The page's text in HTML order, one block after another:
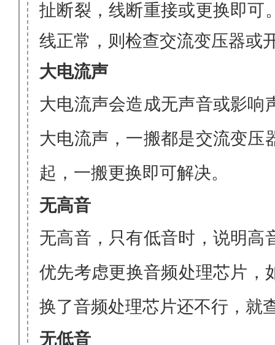
扯断裂，线断重接或更换即可
线正常，则检查交流变压器或
大电流声
大电流声会造成无声音或影响
大电流声，一搬都是交流变压
起，一搬更换即可解决。
无高音
无高音，只有低音时，说明高
优先考虑更换音频处理芯片，
换了音频处理芯片还不行，就
无低音